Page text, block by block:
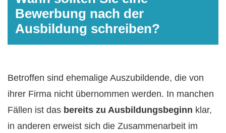
Bewerbung nach der
Ausbildung schreiben?
Betroffen sind ehemalige Auszubildende, die von
ihrer Firma nicht übernommen werden. In manchen
Fällen ist das bereits zu Ausbildungsbeginn klar,
in anderen erweist sich die Zusammenarbeit im